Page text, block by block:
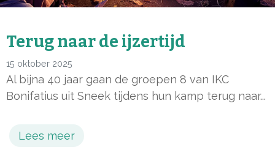
Terug naar de ijzertijd
15 oktober 2025
Al bijna 40 jaar gaan de groepen 8 van IKC
Bonifatius uit Sneek tijdens hun kamp terug naar...
Lees meer